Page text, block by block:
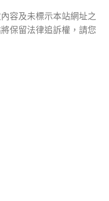
容及未標示本站網址之
保留法律追訴權，請您